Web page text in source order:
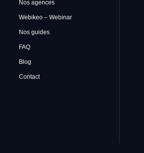
Nos agences
Webikeo – Webinar
Nos guides
FAQ
Blog
Contact